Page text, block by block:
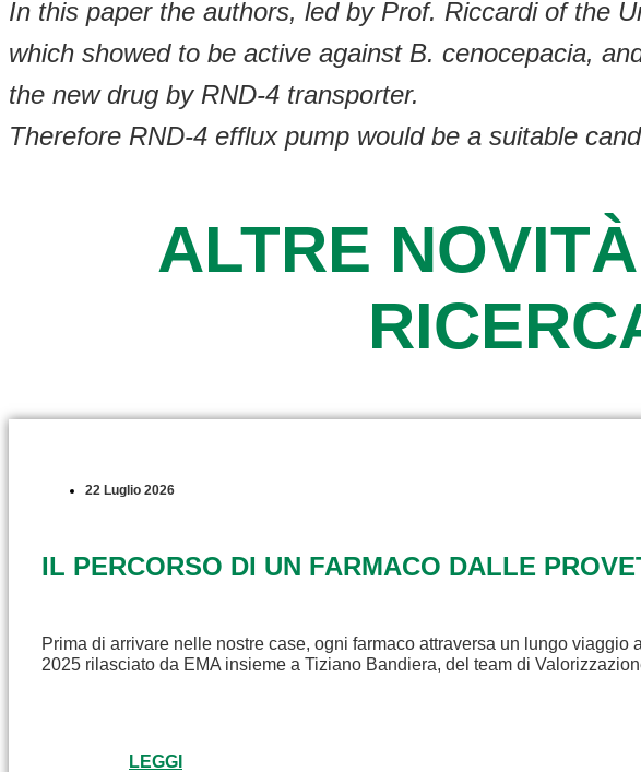
In this paper the authors, led by Prof. Riccardi of the
which showed to be active against B. cenocepacia,
the new drug by RND-4 transporter.
Therefore RND-4 efflux pump would be a suitable
ALTRE
22 Luglio 2026
IL PERCORSO DI UN FARMACO DALLE
Prima di arrivare nelle nostre case, ogni farmaco attraversa un lungo
2025 rilasciato da EMA insieme a Tiziano Bandiera, del team di
LEGGI